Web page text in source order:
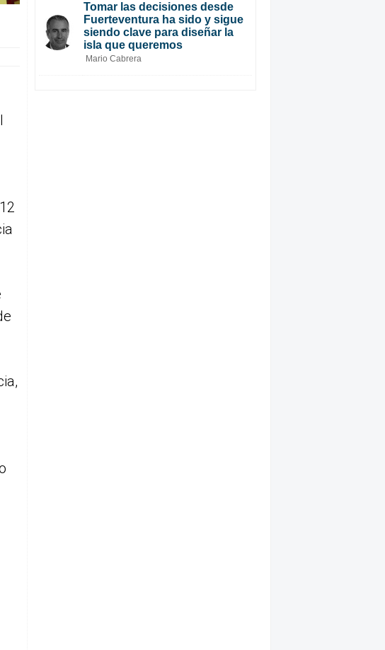
Tomar las decisiones desde
Fuerteventura ha sido y sigue
siendo clave para diseñar la
isla que queremos
Mario Cabrera